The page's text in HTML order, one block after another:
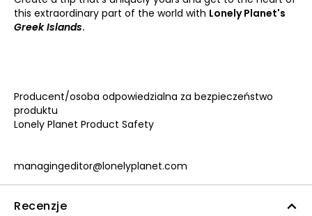
this extraordinary part of the world with Lonely Planet's
Greek Islands.
Producent/osoba odpowiedzialna za bezpieczeństwo
produktu
Lonely Planet Product Safety
managingeditor@lonelyplanet.com
Recenzje